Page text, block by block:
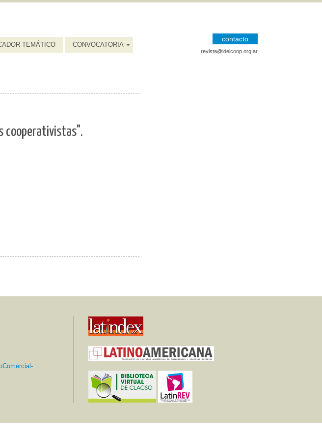
TEMÁTICO CONVOCATORIA
contacto
revista@idelcoop.org.ar
cooperativistas".